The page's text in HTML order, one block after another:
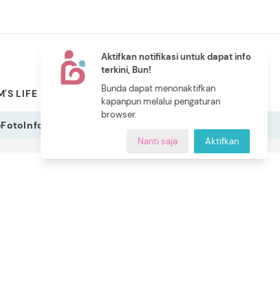
Aktifkan notifikasi untuk dapat info
terkini, Bun!
Bunda dapat menonaktifkan
kapanpun melalui pengaturan
browser.
Nanti saja Aktifkan
LIFE PILIHAN BUNDA
NEW
CERITA BUNDA
FotoInfografis